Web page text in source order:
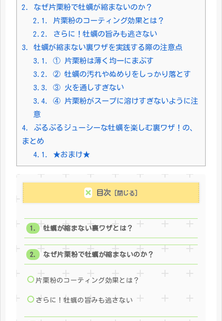
2.
なぜ片栗粉で牡蠣が縮まないのか？
2.1.
片栗粉のコーティング効果とは？
2.2.
さらに！牡蠣の旨みも逃さない
3.
牡蠣が縮まない裏ワザを実践する際の注意点
3.1.
① 片栗粉は薄く均一にまぶす
3.2.
② 牡蠣の汚れやぬめりをしっかり落とす
3.3.
③ 火を通しすぎない
3.4.
④ 片栗粉がスープに溶けすぎないように注
意
4.
ぷるぷるジューシーな牡蠣を楽しむ裏ワザ！の、
まとめ
4.1.
★おまけ★
目次
牡蠣が縮まない裏ワザとは？
なぜ片栗粉で牡蠣が縮まないのか？
片栗粉のコーティング効果とは？
さらに！牡蠣の旨みも逃さない